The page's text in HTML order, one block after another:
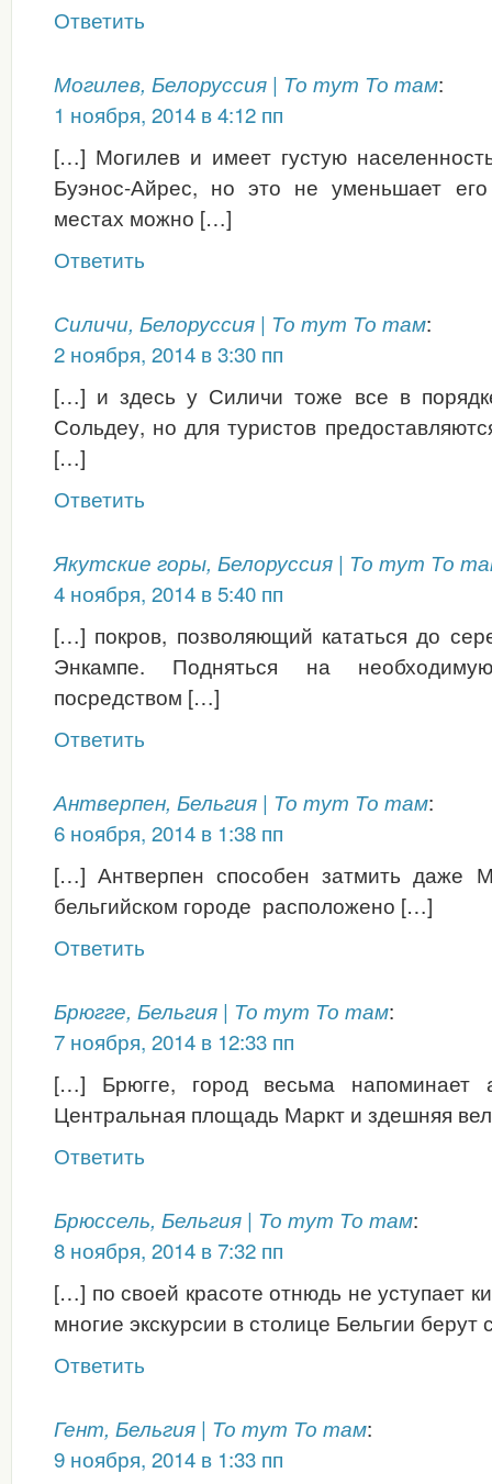
Ответить
Могилев, Белоруссия | То тут То там:
1 ноября, 2014 в 4:12 пп
[…] Могилев и имеет густую
Буэнос-Айрес, но это не уменьшает
местах можно […]
Ответить
Силичи, Белоруссия | То тут То там:
2 ноября, 2014 в 3:30 пп
[…] и здесь у Силичи тоже все в
Сольдеу, но для туристов
[…]
Ответить
Якутские горы, Белоруссия | То тут То
4 ноября, 2014 в 5:40 пп
[…] покров, позволяющий кататься до
Энкампе. Подняться на
посредством […]
Ответить
Антверпен, Бельгия | То тут То там:
6 ноября, 2014 в 1:38 пп
[…] Антверпен способен затмить даже
бельгийском городе расположено […]
Ответить
Брюгге, Бельгия | То тут То там:
7 ноября, 2014 в 12:33 пп
[…] Брюгге, город весьма напоминает
Центральная площадь Маркт и здешняя
Ответить
Брюссель, Бельгия | То тут То там:
8 ноября, 2014 в 7:32 пп
[…] по своей красоте отнюдь не уступает
многие экскурсии в столице Бельгии
Ответить
Гент, Бельгия | То тут То там:
9 ноября, 2014 в 1:33 пп